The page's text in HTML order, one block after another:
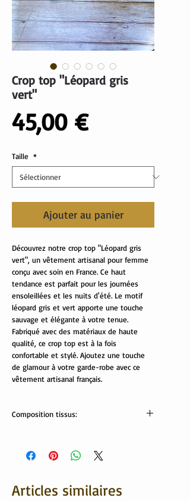
Crop top "Léopard gris
vert"
45,00 €Prix
Taille *
Ajouter au panier
Découvrez notre crop top "Léopard gris
vert", un vêtement artisanal pour femme
conçu avec soin en France. Ce haut
tendance est parfait pour les journées
ensoleillées et les nuits d'été. Le motif
léopard gris et vert apporte une touche
sauvage et élégante à votre tenue.
Fabriqué avec des matériaux de haute
qualité, ce crop top est à la fois
confortable et stylé. Ajoutez une touche
de glamour à votre garde-robe avec ce
vêtement artisanal français.
Composition tissus:
Lavable en machine à 30/40 °
Articles similaires